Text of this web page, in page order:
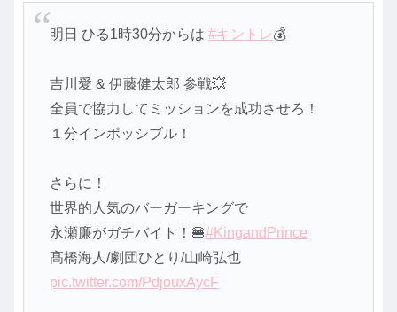
明日 ひる1時30分からは #キントレ💰
吉川愛 & 伊藤健太郎 参戦💥
全員で協力してミッションを成功させろ！
１分インポッシブル！
さらに！
世界的人気のバーガーキングで
永瀬廉がガチバイト！🍔#KingandPrince
髙橋海人/劇団ひとり/山崎弘也
pic.twitter.com/PdjouxAycF